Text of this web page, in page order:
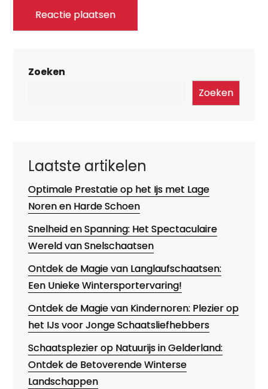
Zoeken
Zoeken
Laatste artikelen
Optimale Prestatie op het Ijs met Lage
Noren en Harde Schoen
Snelheid en Spanning: Het Spectaculaire
Wereld van Snelschaatsen
Ontdek de Magie van Langlaufschaatsen:
Een Unieke Wintersportervaring!
Ontdek de Magie van Kindernoren: Plezier op
het IJs voor Jonge Schaatsliefhebbers
Schaatsplezier op Natuurijs in Gelderland:
Ontdek de Betoverende Winterse
Landschappen